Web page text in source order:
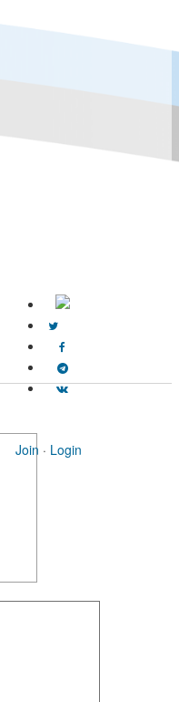
Join · Login